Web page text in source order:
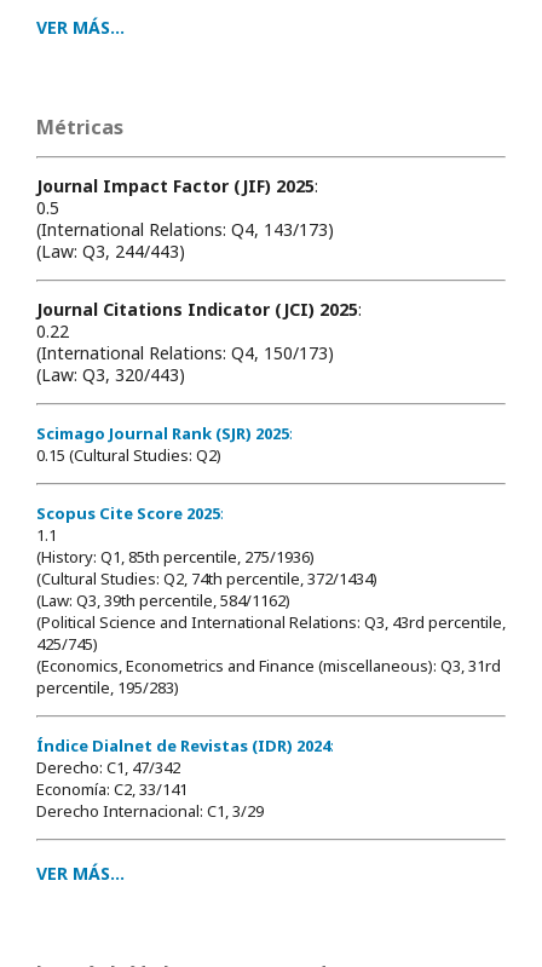
VER MÁS...
Métricas
Journal Impact Factor (JIF) 2025:
0.5
(International Relations: Q4, 143/173)
(Law: Q3, 244/443)
Journal Citations Indicator (JCI) 2025:
0.22
(International Relations: Q4, 150/173)
(Law: Q3, 320/443)
Scimago Journal Rank (SJR) 2025:
0.15 (Cultural Studies: Q2)
Scopus Cite Score 2025:
1.1
(History: Q1, 85th percentile, 275/1936)
(Cultural Studies: Q2, 74th percentile, 372/1434)
(Law: Q3, 39th percentile, 584/1162)
(Political Science and International Relations: Q3, 43rd percentile,
425/745)
(Economics, Econometrics and Finance (miscellaneous): Q3, 31rd
percentile, 195/283)
Índice Dialnet de Revistas (IDR) 2024:
Derecho: C1, 47/342
Economía: C2, 33/141
Derecho Internacional: C1, 3/29
VER MÁS...